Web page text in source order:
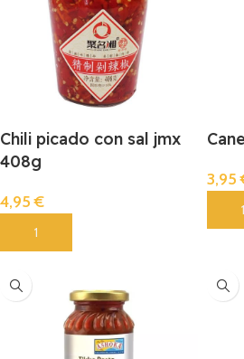
Chili picado con sal jmx
408g
4,95€
Añadir
3,95